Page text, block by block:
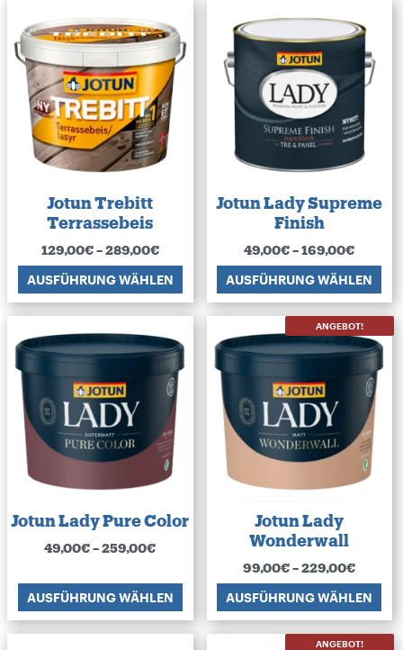
Jotun Trebitt
Terrassebeis
€
129,00 – €
289,00
AUSFÜHRUNG WÄHLEN
Jotun Lady Supreme
Finish
€
49,00 – €
169,00
AUSFÜHRUNG WÄHLEN
Jotun Lady Pure Color
€
49,00 – €
259,00
AUSFÜHRUNG WÄHLEN
ANGEBOT!
Jotun Lady
Wonderwall
€
99,00 – €
229,00
AUSFÜHRUNG WÄHLEN
ANGEBOT!